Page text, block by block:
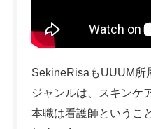
SekineRisaもUUUM所
ジャンルは、スキンケ
本職は看護師というこ
シェア